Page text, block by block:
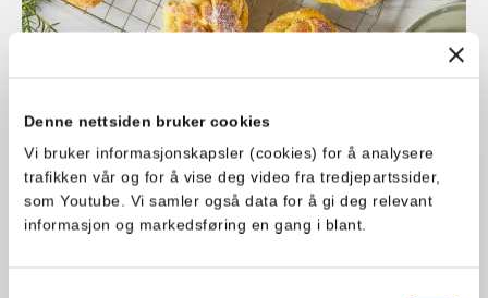
Denne nettsiden bruker cookies
Vi bruker informasjonskapsler (cookies) for å analysere
trafikken vår og for å vise deg video fra tredjepartssider,
som Youtube. Vi samler også data for å gi deg relevant
informasjon og markedsføring en gang i blant.